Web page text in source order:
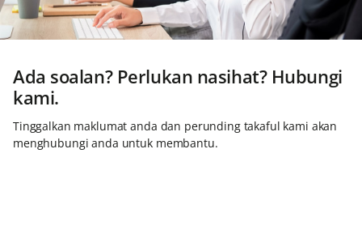
Ada soalan? Perlukan nasihat? Hubungi
kami.
Tinggalkan maklumat anda dan perunding takaful kami akan
menghubungi anda untuk membantu.